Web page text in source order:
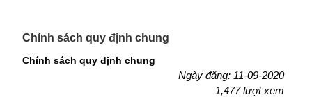
Chính sách quy định chung
Chính sách quy định chung
Ngày đăng: 11-09-2020
1,477 lượt xem